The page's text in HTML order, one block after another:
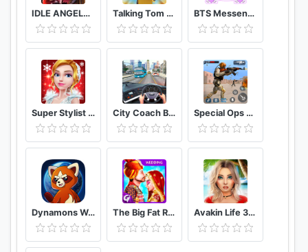
IDLE ANGELS : 여신전쟁 Talking Tom Candy Run Crazy Games 2021 BTS Messenger 3 (simulator)
Super Stylist Dress Up & Style Fashion Guru City Coach Bus Driver 3D Bus Simulator Special Ops 2020: Encounter Shooting Games 3D- FPS
Dynamons World The Big Fat Royal Indian Wedding Rituals Avakin Life 3D Virtual World